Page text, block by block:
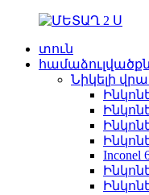
տուն
Նիկելի
Inconel